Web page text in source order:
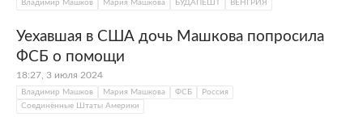
Владимир Машков Мария Машкова БУДАПЕШТ ВЕНГРИЯ
Уехавшая в США дочь Машкова попросила
ФСБ о помощи
18:27, 3 июля 2024
Владимир Машков Мария Машкова ФСБ
Россия
Соединённые Штаты Америки